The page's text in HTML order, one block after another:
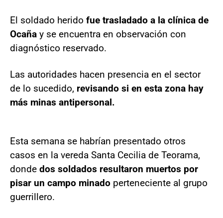
El soldado herido fue trasladado a la clínica de
Ocaña y se encuentra en observación con
diagnóstico reservado.
Las autoridades hacen presencia en el sector
de lo sucedido, revisando si en esta zona hay
más minas antipersonal.
Esta semana se habrían presentado otros
casos en la vereda Santa Cecilia de Teorama,
donde dos soldados resultaron muertos por
pisar un campo minado perteneciente al grupo
guerrillero.